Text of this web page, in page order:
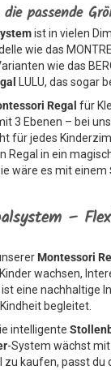
passende
ist in vielen
wie das
wie das
LULU, das sogar
Regal für
3 Ebenen – bei
für jedes
Regal in ein
wäre es mit einem
–
Montessori
wachsen,
ist eine nachhaltige
begleitet.
intelligente
-System wächst
zu kaufen, passt du